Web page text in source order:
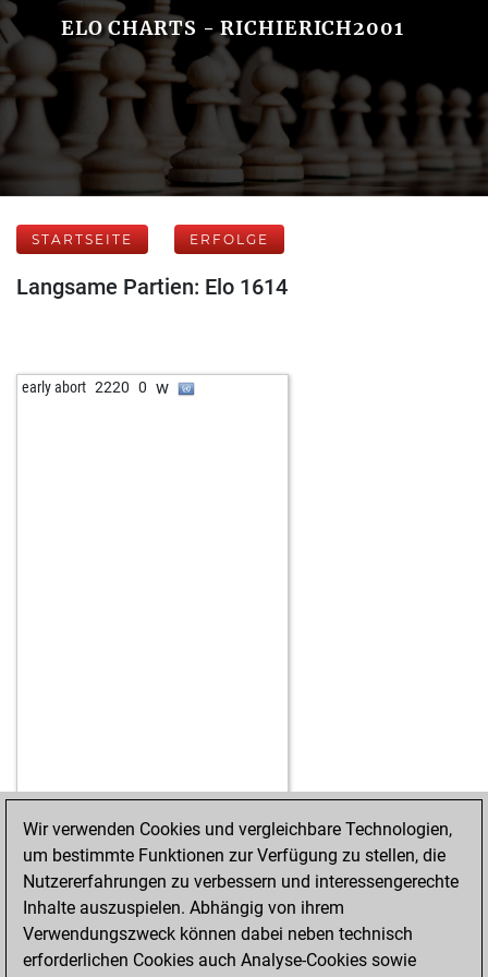
ELO CHARTS - RICHIERICH2001
STARTSEITE ERFOLGE
Langsame Partien: Elo 1614
early abort 2220 0 w
STARTSEITE ERFOLGE
Wir verwenden Cookies und vergleichbare Technologien,
um bestimmte Funktionen zur Verfügung zu stellen, die
Nutzererfahrungen zu verbessern und interessengerechte
Inhalte auszuspielen. Abhängig von ihrem
Verwendungszweck können dabei neben technisch
erforderlichen Cookies auch Analyse-Cookies sowie